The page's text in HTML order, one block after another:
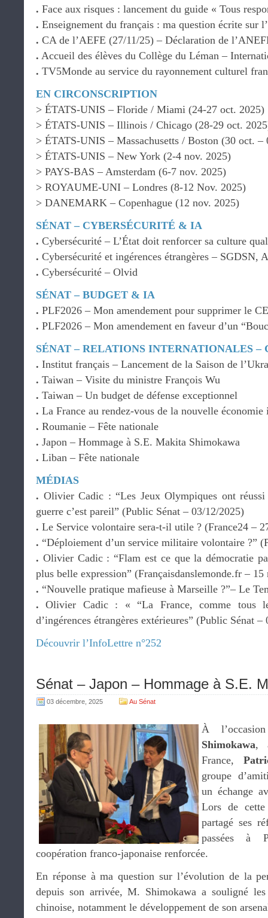
. Face aux risques : lancement du guide « Tous
. Enseignement du français : ma question écrite sur
. CA de l’AEFE (27/11/25) – Déclaration de
. Accueil des élèves du Collège du Léman –
. TV5Monde au service du rayonnement culturel
EN CIRCONSCRIPTION
> ÉTATS-UNIS – Floride / Miami (24-27 oct. 2025)
> ÉTATS-UNIS – Illinois / Chicago (28-29 oct.
> ÉTATS-UNIS – Massachusetts / Boston (30 oct. –
> ÉTATS-UNIS – New York (2-4 nov. 2025)
> PAYS-BAS – Amsterdam (6-7 nov. 2025)
> ROYAUME-UNI – Londres (8-12 Nov. 2025)
> DANEMARK – Copenhague (12 nov. 2025)
SÉNAT – CYBERSÉCURITÉ & IA
. Cybersécurité – L’État doit renforcer sa culture
. Cybersécurité et ingérences étrangères –
. Cybersécurité – Olvid
SÉNAT – BUDGET & IA
. PLF2026 – Mon amendement pour supprimer le
. PLF2026 – Mon amendement en faveur d’un
SÉNAT – RELATIONS INTERNATIONALES –
. Institut français – Lancement de la Saison de
. Taiwan – Visite du ministre François Wu
. Taiwan – Un budget de défense exceptionnel
. La France au rendez-vous de la nouvelle économie
. Roumanie – Fête nationale
. Japon – Hommage à S.E. Makita Shimokawa
. Liban – Fête nationale
MÉDIAS
. Olivier Cadic : “Les Jeux Olympiques ont réussi
guerre c’est pareil” (Public Sénat – 03/12/2025)
. Le Service volontaire sera-t-il utile ? (France24 –
. “Déploiement d’un service militaire volontaire ?”
. Olivier Cadic : “Flam est ce que la démocratie
plus belle expression” (Françaisdanslemonde.fr – 15
. “Nouvelle pratique mafieuse à Marseille ?”– Le
. Olivier Cadic : « “La France, comme tous
d’ingérences étrangères extérieures” (Public Sénat –
Découvrir l’InfoLettre n°252
Sénat – Japon – Hommage à S.E.
03 décembre, 2025 Au Sénat
À
Shimokawa,
France,
groupe
un échange
Lors de cette
partagé ses
passées à
coopération franco-japonaise renforcée.
En réponse à ma question sur l’évolution de la
depuis son arrivée, M. Shimokawa a souligné
chinoise, notamment le développement de son